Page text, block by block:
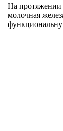
На протяжении
молочная